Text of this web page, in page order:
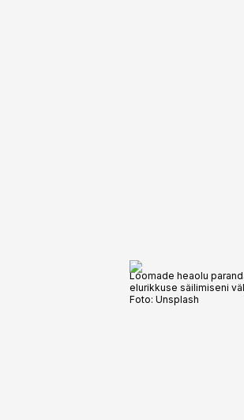
Loomade heaolu
elurikkuse säilimiseni
Foto: Unsplash